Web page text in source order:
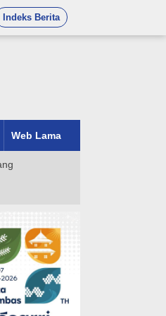
Indeks Berita
Web Lama